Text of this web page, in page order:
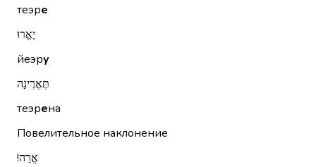
теэре
יֶאֱרוּ
йеэру
תֶּאֱרֶינָה
теэрена
Повелительное наклонение
אֱרֵה!‏